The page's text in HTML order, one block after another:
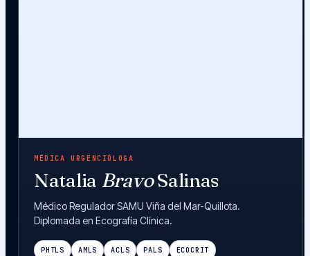
MÉDICA URGENCIÓLOGA
Natalia BravoSalinas
Médico Regulador SAMU Viña del Mar-Quillota.
Diplomada en Ecografía Clínica.
PHTLS AMLS ACLS PALS ECOCRIT